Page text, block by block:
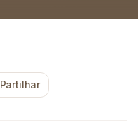
Partilhar